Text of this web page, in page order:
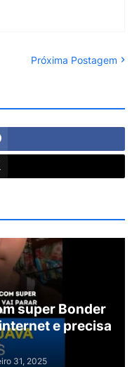
Próxima Postagem
super Bonder
e precisa
31, 2025